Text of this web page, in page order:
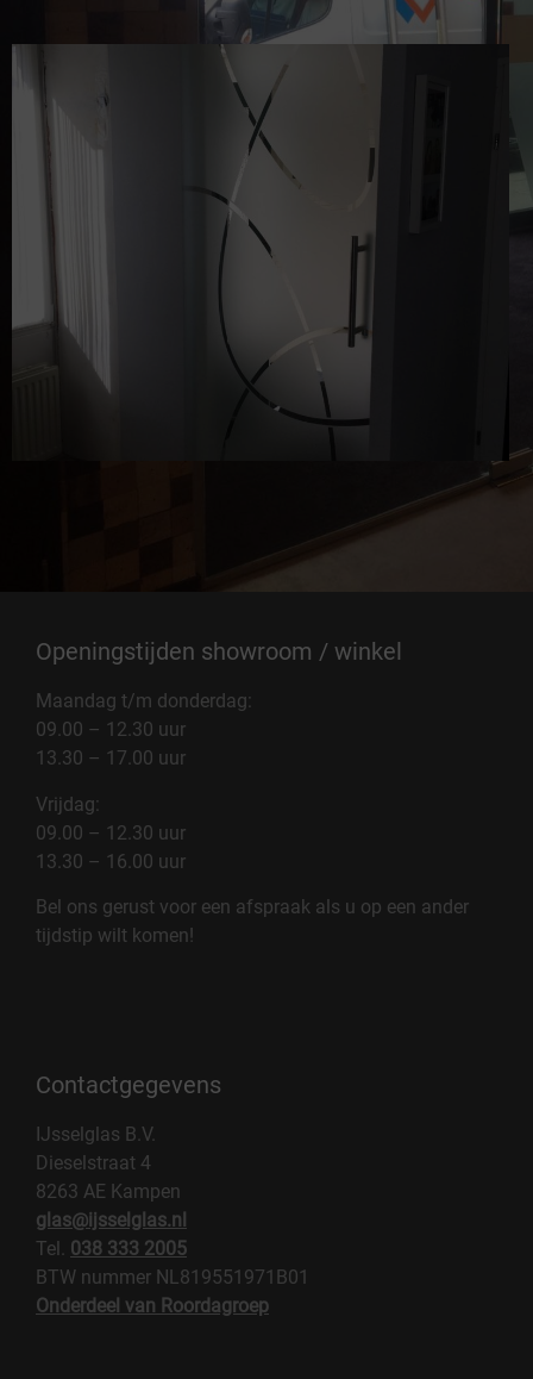
Openingstijden showroom / winkel
Maandag t/m donderdag:
09.00 – 12.30 uur
13.30 – 17.00 uur
Vrijdag:
09.00 – 12.30 uur
13.30 – 16.00 uur
Bel ons gerust voor een afspraak als u op een ander
tijdstip wilt komen!
Contactgegevens
IJsselglas B.V.
Dieselstraat 4
8263 AE Kampen
glas@ijsselglas.nl
Tel. 038 333 2005
BTW nummer NL819551971B01
Onderdeel van Roordagroep